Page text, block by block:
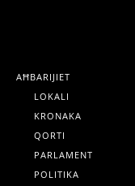
AĦBARIJIET
LOKALI
KRONAKA
QORTI
PARLAMENT
POLITIKA